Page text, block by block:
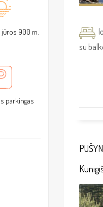
900 m.
parkingas
su